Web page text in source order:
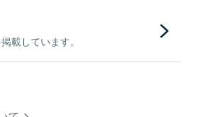
載しています。